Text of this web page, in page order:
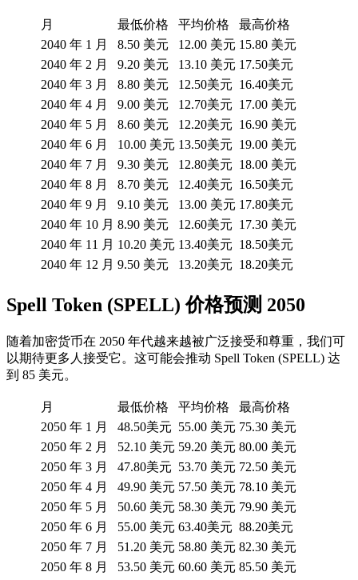
月 最低价格 平均价格
最高价格
2040 年 1 月
8.50 美元 12.00 美元 15.80 美元
2040 年 2 月
9.20 美元 13.10 美元 17.50美元
2040 年 3 月
8.80 美元 12.50美元 16.40美元
2040 年 4 月
9.00 美元 12.70美元 17.00 美元
2040 年 5 月
8.60 美元 12.20美元 16.90 美元
2040 年 6 月
10.00 美元 13.50美元 19.00 美元
2040 年 7 月
9.30 美元 12.80美元 18.00 美元
2040 年 8 月
8.70 美元 12.40美元 16.50美元
2040 年 9 月
9.10 美元 13.00 美元 17.80美元
2040 年 10 月 8.90 美元 12.60美元 17.30 美元
2040 年 11 月 10.20 美元 13.40美元 18.50美元
2040 年 12 月 9.50 美元 13.20美元 18.20美元
Spell Token (SPELL) 价格预测 2050
随着加密货币在 2050 年代越来越被广泛接受和尊重，我们可
以期待更多人接受它。这可能会推动 Spell Token (SPELL) 达
到 85 美元。
月 最低价格 平均价格
最高价格
2050 年 1 月
48.50美元 55.00 美元 75.30 美元
2050 年 2 月
52.10 美元 59.20 美元 80.00 美元
2050 年 3 月
47.80美元 53.70 美元 72.50 美元
2050 年 4 月
49.90 美元 57.50 美元 78.10 美元
2050 年 5 月
50.60 美元 58.30 美元 79.90 美元
2050 年 6 月
55.00 美元 63.40美元 88.20美元
2050 年 7 月
51.20 美元 58.80 美元 82.30 美元
2050 年 8 月
53.50 美元 60.60 美元 85.50 美元